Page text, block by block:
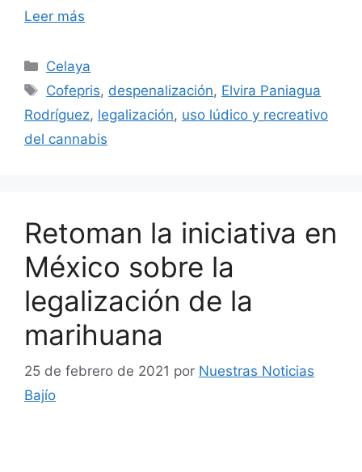
Leer más
Categorías
Celaya
Etiquetas
Cofepris, despenalización, Elvira Paniagua
Rodríguez, legalización, uso lúdico y recreativo
del cannabis
Retoman la iniciativa en
México sobre la
legalización de la
marihuana
25 de febrero de 2021 por Nuestras Noticias
Bajío